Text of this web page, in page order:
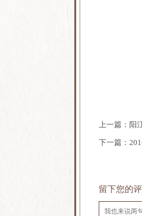
上一篇： 阳
下一篇：
留下您的